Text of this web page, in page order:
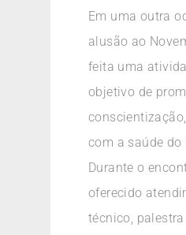
Em uma outra
alusão ao
feita uma
objetivo de
com a saúde do
Durante o
oferecido
técnico,